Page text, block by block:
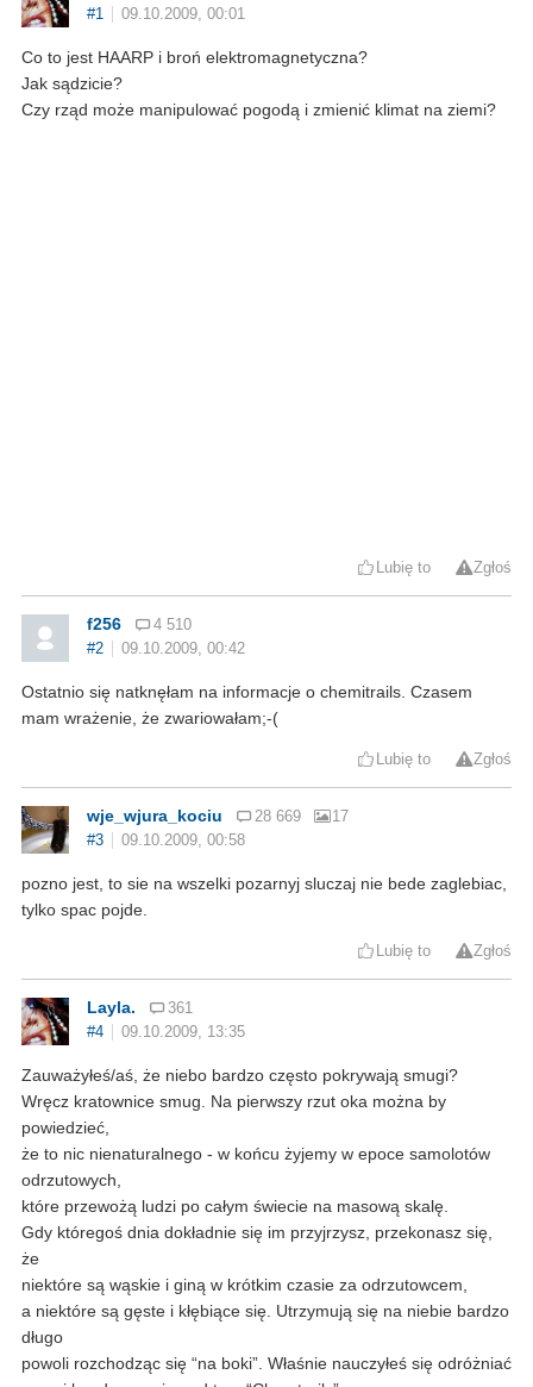
#1
09.10.2009, 00:01
Co to jest HAARP i broń elektromagnetyczna?
Jak sądzicie?
Czy rząd może manipulować pogodą i zmienić klimat na ziemi?
Lubię to Zgłoś
f256
4 510
#2
09.10.2009, 00:42
Ostatnio się natknęłam na informacje o chemitrails. Czasem
mam wrażenie, że zwariowałam;-(
Lubię to Zgłoś
wje_wjura_kociu 28 669
17
#3
09.10.2009, 00:58
pozno jest, to sie na wszelki pozarnyj sluczaj nie bede zaglebiac,
tylko spac pojde.
Lubię to Zgłoś
Layla.
361
#4
09.10.2009, 13:35
Zauważyłeś/aś, że niebo bardzo często pokrywają smugi?
Wręcz kratownice smug. Na pierwszy rzut oka można by
powiedzieć,
że to nic nienaturalnego - w końcu żyjemy w epoce samolotów
odrzutowych,
które przewożą ludzi po całym świecie na masową skalę.
Gdy któregoś dnia dokładnie się im przyjrzysz, przekonasz się,
że
niektóre są wąskie i giną w krótkim czasie za odrzutowcem,
a niektóre są gęste i kłębiące się. Utrzymują się na niebie bardzo
długo
powoli rozchodząc się “na boki”. Właśnie nauczyłeś się odróżniać